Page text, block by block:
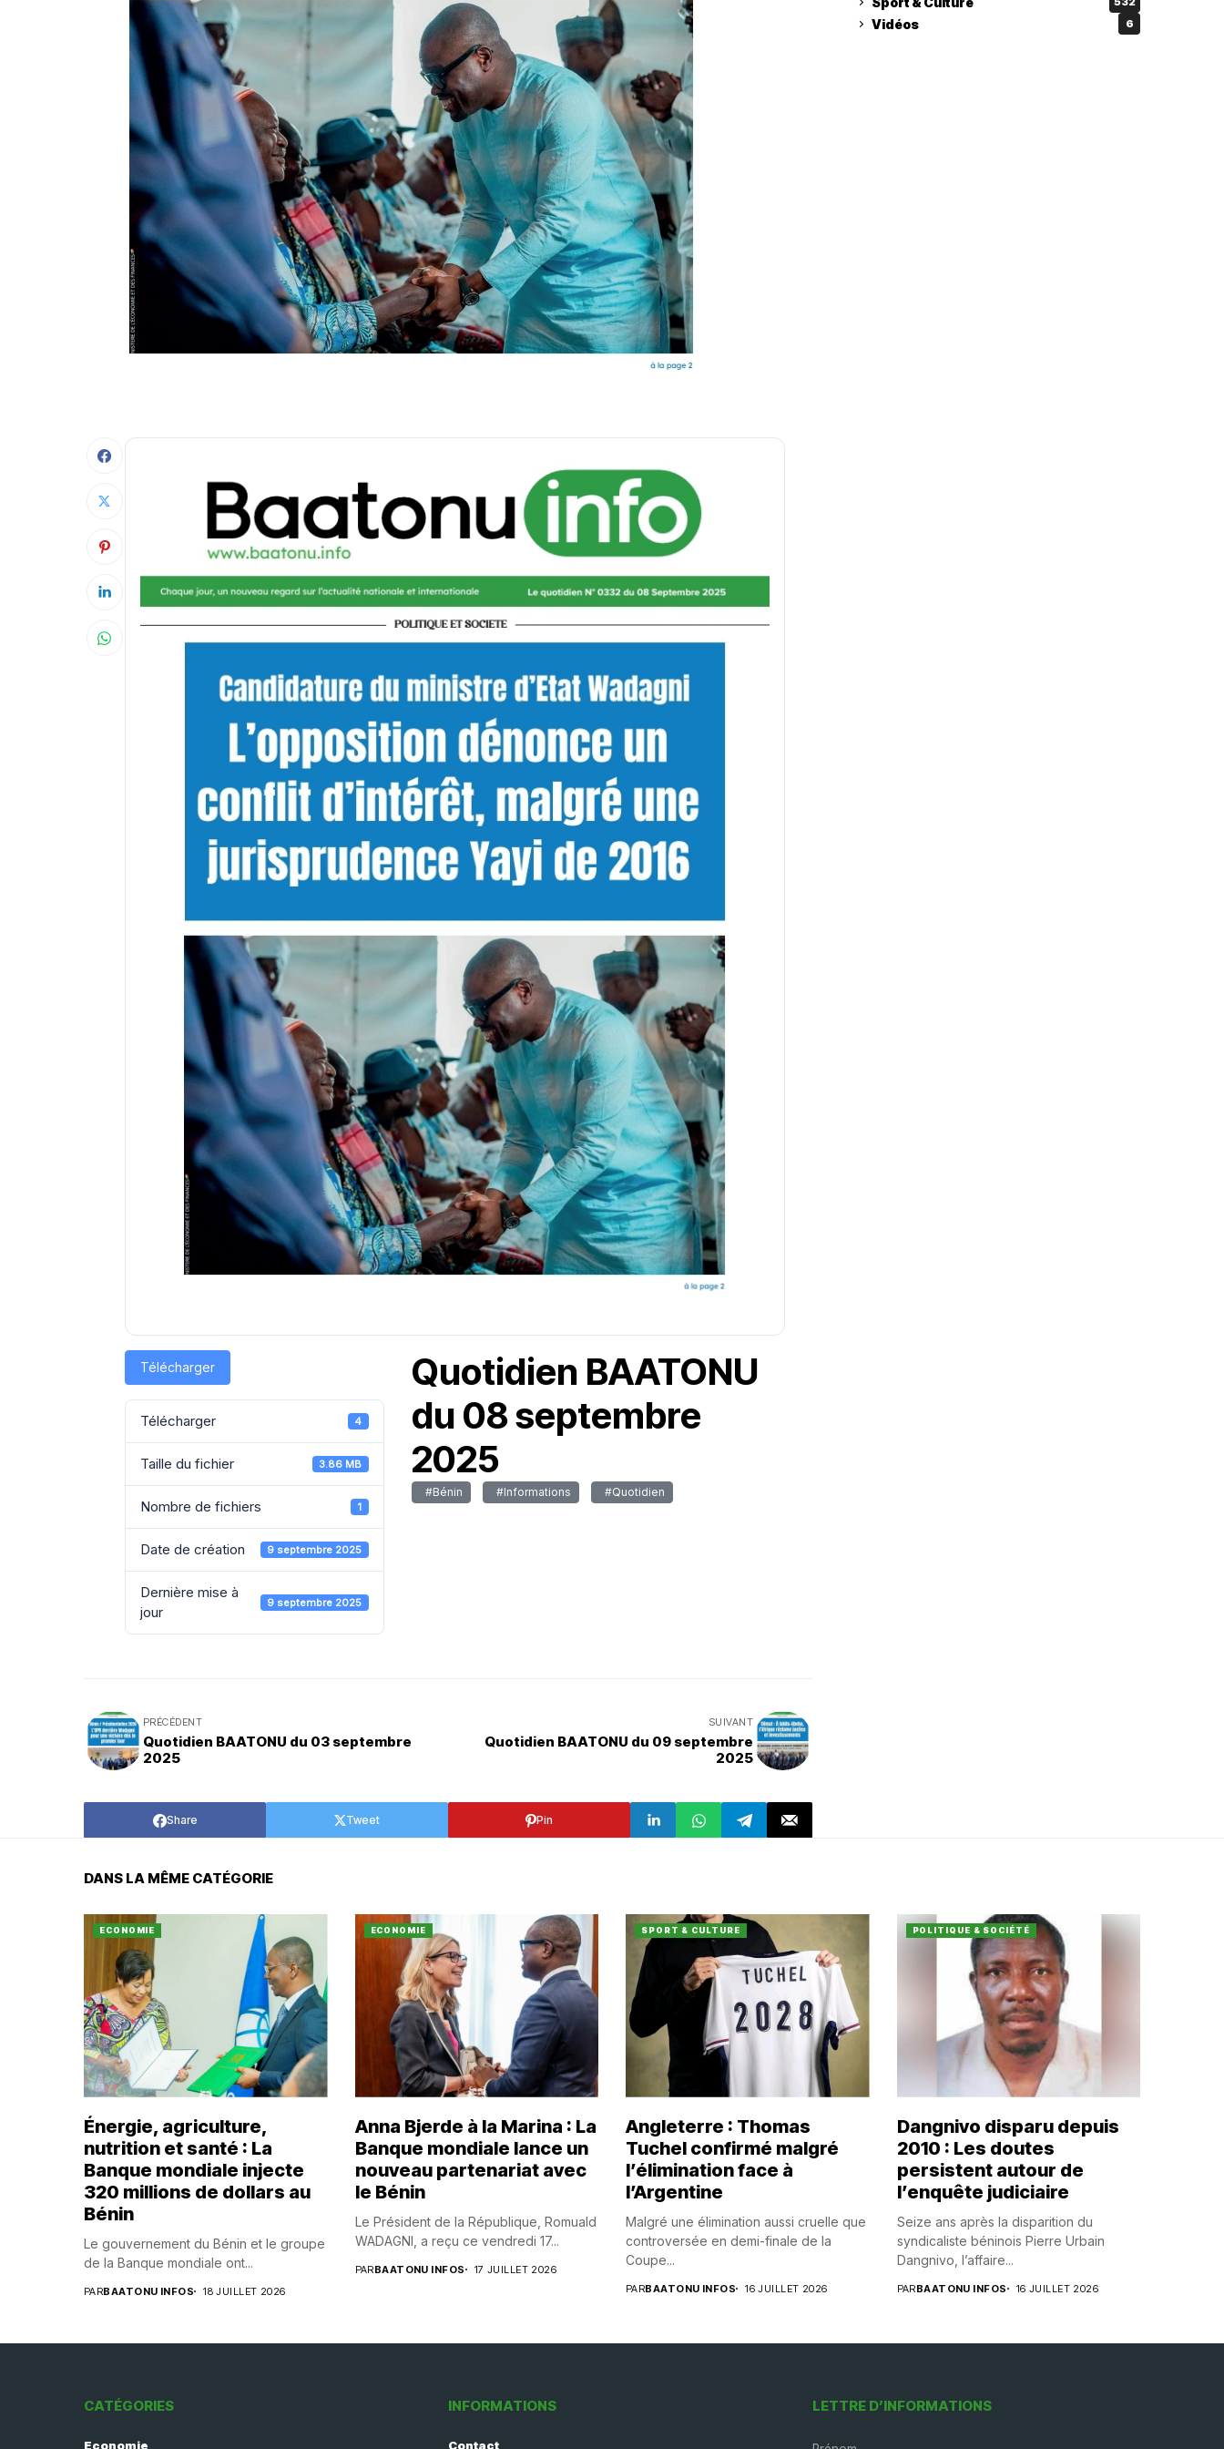
Télécharger
Télécharger 4
Taille du fichier 3.86 MB
Nombre de fichiers 1
Date de création 9 septembre 2025
Dernière mise à
jour
9 septembre 2025
Quotidien BAATONU
du 08 septembre
2025
#Bénin #Informations #Quotidien
PRÉCÉDENT
Quotidien BAATONU du 03 septembre
2025
SUIVANT
Quotidien BAATONU du 09 septembre
2025
Share Tweet Pin
Vidéos 6
DANS LA MÊME CATÉGORIE
ECONOMIE
Énergie, agriculture,
nutrition et santé : La
Banque mondiale injecte
320 millions de dollars au
Bénin
Le gouvernement du Bénin et le groupe
de la Banque mondiale ont...
PARBAATONU INFOS 18 JUILLET 2026
ECONOMIE
Anna Bjerde à la Marina : La
Banque mondiale lance un
nouveau partenariat avec
le Bénin
Le Président de la République, Romuald
WADAGNI, a reçu ce vendredi 17...
PARBAATONU INFOS 17 JUILLET 2026
SPORT & CULTURE
Angleterre : Thomas
Tuchel confirmé malgré
l’élimination face à
l’Argentine
Malgré une élimination aussi cruelle que
controversée en demi-finale de la
Coupe...
PARBAATONU INFOS 16 JUILLET 2026
POLITIQUE & SOCIÉTÉ
Dangnivo disparu depuis
2010 : Les doutes
persistent autour de
l’enquête judiciaire
Seize ans après la disparition du
syndicaliste béninois Pierre Urbain
Dangnivo, l’affaire...
PARBAATONU INFOS 16 JUILLET 2026
CATÉGORIES
Economie
INFORMATIONS
Contact
LETTRE D’INFORMATIONS